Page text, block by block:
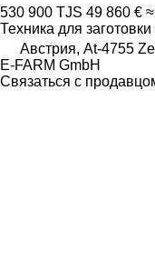
530 900 TJS 49 860 €
Техника для
Австрия, At-4755
E-FARM GmbH
Связаться с